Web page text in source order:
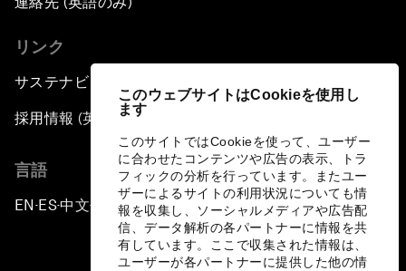
このウェブサイトはCookieを使用し
ます
このサイトではCookieを使って、ユーザー
に合わせたコンテンツや広告の表示、トラ
フィックの分析を行っています。またユー
ザーによるサイトの利用状況についても情
報を収集し、ソーシャルメディアや広告配
信、データ解析の各パートナーに情報を共
有しています。ここで収集された情報は、
ユーザーが各パートナーに提供した他の情
リンク
サステナビリティへの取り組み
採用情報 (英語のみ)
言語
EN ▪ES▪中文▪ 日本語